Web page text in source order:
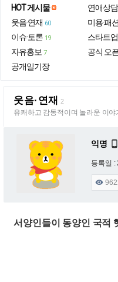
HOT 게시물
웃음·연재 60
이슈·토론 19
자유홍보 7
공개일기장
연애상담
미용·패션
스타트업
공식 오
웃음·연재 2
유쾌하고 감동적이며 놀라운 이야
익명 
등록일 :

서양인들이 동양인 국적